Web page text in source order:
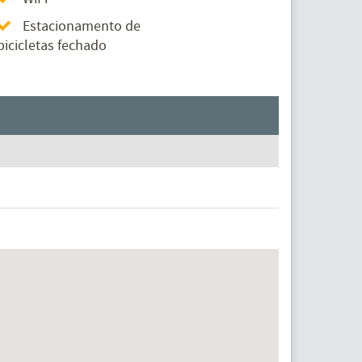
Estacionamento de
fechado